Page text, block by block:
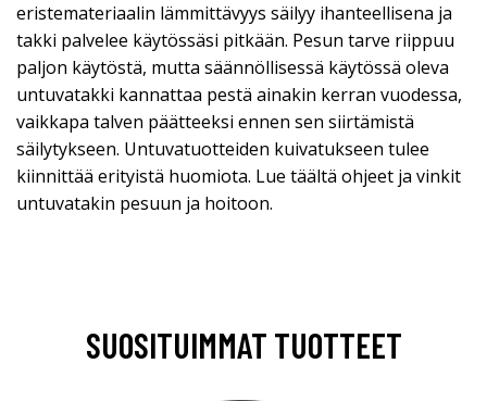
eristemateriaalin lämmittävyys säilyy ihanteellisena ja
takki palvelee käytössäsi pitkään. Pesun tarve riippuu
paljon käytöstä, mutta säännöllisessä käytössä oleva
untuvatakki kannattaa pestä ainakin kerran vuodessa,
vaikkapa talven päätteeksi ennen sen siirtämistä
säilytykseen. Untuvatuotteiden kuivatukseen tulee
kiinnittää erityistä huomiota. Lue täältä ohjeet ja vinkit
untuvatakin pesuun ja hoitoon.
SUOSITUIMMAT TUOTTEET